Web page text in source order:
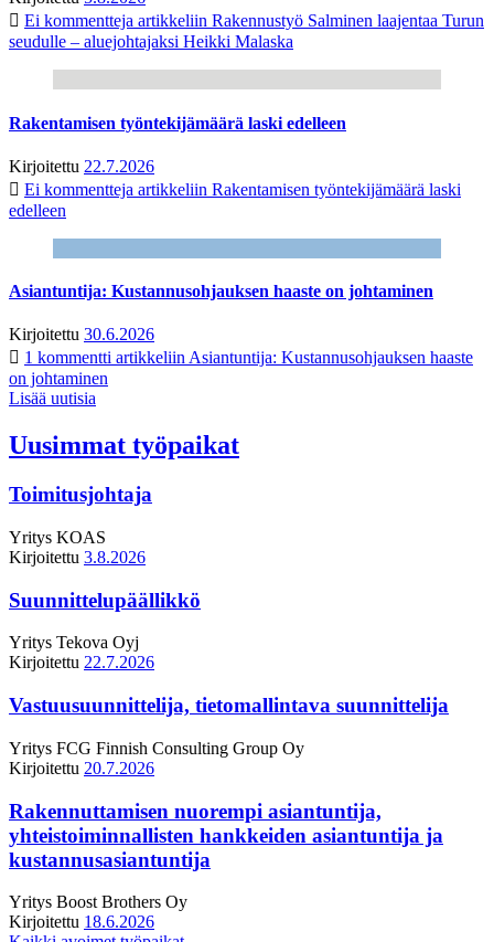
Ei kommentteja artikkeliin Rakennustyö Salminen laajentaa Turun
seudulle – aluejohtajaksi Heikki Malaska
Rakentamisen työntekijämäärä laski edelleen
Kirjoitettu 22.7.2026
Ei kommentteja artikkeliin Rakentamisen työntekijämäärä laski
edelleen
Asiantuntija: Kustannusohjauksen haaste on johtaminen
Kirjoitettu 30.6.2026
1 kommentti artikkeliin Asiantuntija: Kustannusohjauksen haaste
on johtaminen
Lisää uutisia
Uusimmat työpaikat
Toimitusjohtaja
Yritys KOAS
Kirjoitettu 3.8.2026
Suunnittelupäällikkö
Yritys Tekova Oyj
Kirjoitettu 22.7.2026
Vastuusuunnittelija, tietomallintava suunnittelija
Yritys FCG Finnish Consulting Group Oy
Kirjoitettu 20.7.2026
Rakennuttamisen nuorempi asiantuntija,
yhteistoiminnallisten hankkeiden asiantuntija ja
kustannusasiantuntija
Yritys Boost Brothers Oy
Kirjoitettu 18.6.2026